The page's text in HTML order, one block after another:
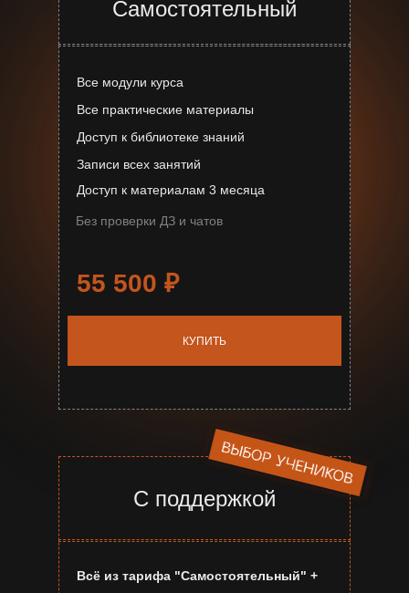
Самостоятельный
55 500 ₽
Записи всех занятий
Доступ к библиотеке знаний
Все модули курса
Все практические материалы
Всё из тарифа "Самостоятельный" +
Доступ к материалам 3 месяца
Без проверки ДЗ и чатов
КУПИТЬ
С поддержкой